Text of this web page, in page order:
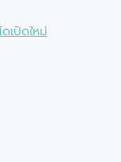
เปิดใหม่